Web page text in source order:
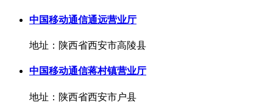
中国移动通信通远营业厅
地址：陕西省西安市高陵县
中国移动通信蒋村镇营业厅
地址：陕西省西安市户县